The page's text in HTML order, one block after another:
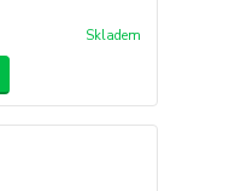
Skladem